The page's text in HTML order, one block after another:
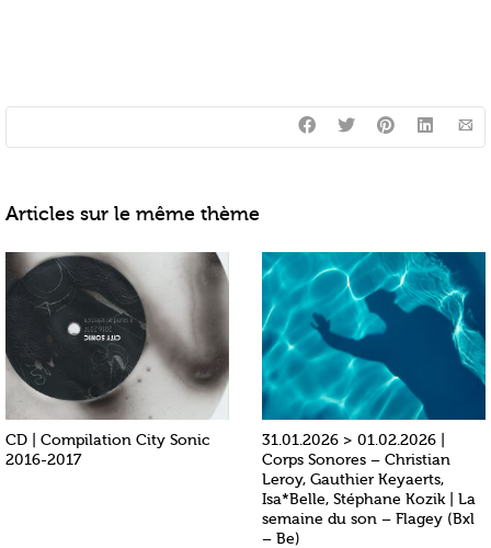
Articles sur le même thème
CD | Compilation City Sonic
2016-2017
31.01.2026 > 01.02.2026 |
Corps Sonores – Christian
Leroy, Gauthier Keyaerts,
Isa*Belle, Stéphane Kozik | La
semaine du son – Flagey (Bxl
– Be)